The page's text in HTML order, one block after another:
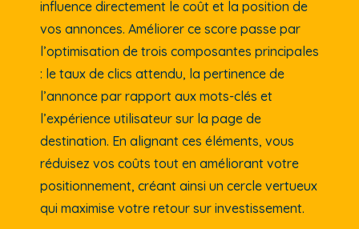
influence directement le coût et la position de
vos annonces. Améliorer ce score passe par
l’optimisation de trois composantes principales
: le taux de clics attendu, la pertinence de
l’annonce par rapport aux mots-clés et
l’expérience utilisateur sur la page de
destination. En alignant ces éléments, vous
réduisez vos coûts tout en améliorant votre
positionnement, créant ainsi un cercle vertueux
qui maximise votre retour sur investissement.